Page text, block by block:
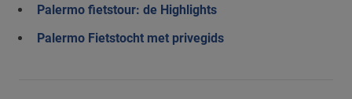
Palermo fietstour: de Highlights
Palermo Fietstocht met privegids